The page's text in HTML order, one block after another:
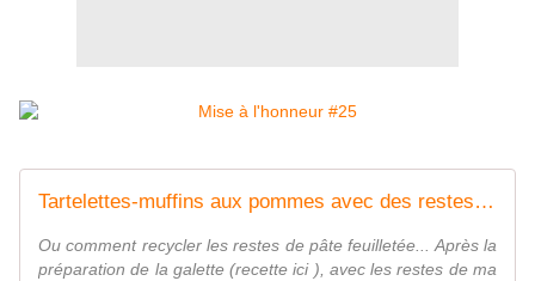
Tartelettes-muffins aux pommes avec des restes de pâte feuilletée - www.sucreetepices.com
Ou comment recycler les restes de pâte feuilletée... Après la
préparation de la galette (recette ici ), avec les restes de ma